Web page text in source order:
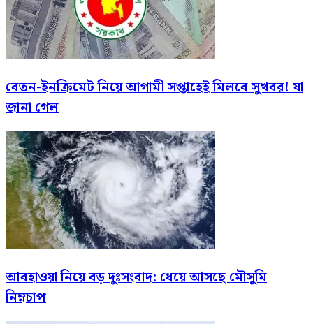
বেতন-ইনক্রিমেট নিয়ে আগামী সপ্তাহেই মিলবে সুখবর! যা
জানা গেল
আবহাওয়া নিয়ে বড় দুঃসংবাদ: ধেয়ে আসছে মৌসুমি
নিম্নচাপ